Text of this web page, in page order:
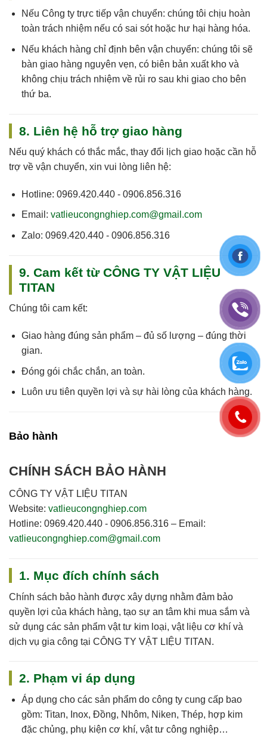
Nếu Công ty trực tiếp vận chuyển: chúng tôi chịu hoàn
toàn trách nhiệmnếu có sai sót hoặc hư hại hàng hóa.
Nếu khách hàng chỉ định bên vận chuyển: chúng tôi sẽ
bàn giao hàng nguyên vẹn, có biên bản xuất kho và
không chịu trách nhiệm về rủi ro sau khi giao cho bên
thứ ba.
8. Liên hệ hỗ trợ giao hàng
Nếu quý khách có thắc mắc, thay đổi lịch giao hoặc cần hỗ
trợ về vận chuyển, xin vui lòng liên hệ:
Hotline: 0969.420.440 - 0906.856.316
Email: vatlieucongnghiep.com@gmail.com
Zalo: 0969.420.440 - 0906.856.316
9. Cam kết từ CÔNG TY VẬT LIỆU
TITAN
Chúng tôi cam kết:
Giao hàng đúng sản phẩm – đủ số lượng – đúng thời
gian.
Đóng gói chắc chắn, an toàn.
Luôn ưu tiên quyền lợi và sự hài lòng của khách hàng.
Bảo hành
CHÍNH SÁCH BẢO HÀNH
CÔNG TY VẬT LIỆU TITAN
Website: vatlieucongnghiep.com
Hotline: 0969.420.440 - 0906.856.316 – Email:
vatlieucongnghiep.com@gmail.com
1. Mục đích chính sách
Chính sách bảo hành được xây dựng nhằm đảm bảo
quyền lợi của khách hàng, tạo sự an tâm khi mua sắm và
sử dụng các sản phẩm vật tư kim loại, vật liệu cơ khí và
dịch vụ gia công tại CÔNG TY VẬT LIỆU TITAN .
2. Phạm vi áp dụng
Áp dụng cho các sản phẩm do công ty cung cấpbao
gồm: Titan, Inox, Đồng, Nhôm, Niken, Thép, hợp kim
đặc chủng, phụ kiện cơ khí, vật tư công nghiệp…